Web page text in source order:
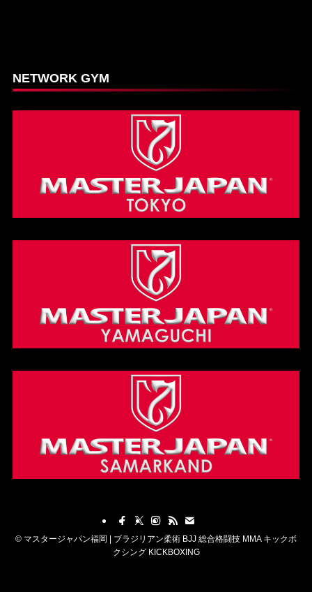
NETWORK GYM
© マスタージャパン福岡 | ブラジリアン柔術 BJJ 総合格闘技 MMA キックボ
クシング KICKBOXING